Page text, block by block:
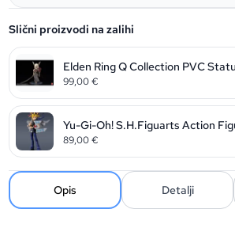
Slični proizvodi na zalihi
99,00€
89,00€
Opis Detalji